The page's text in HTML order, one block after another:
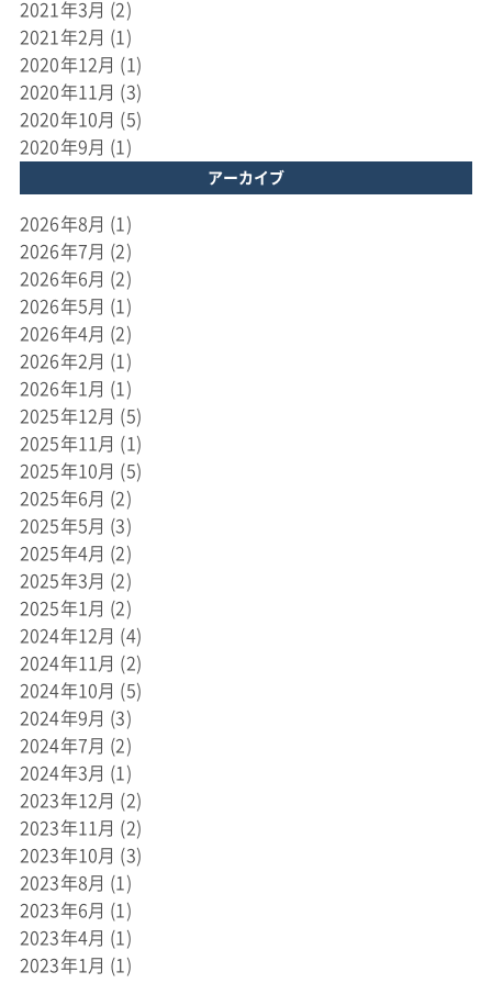
2021年3月 (2)
2021年2月 (1)
2020年12月 (1)
2020年11月 (3)
2020年10月 (5)
2020年9月 (1)
アーカイブ
2026年8月 (1)
2026年7月 (2)
2026年6月 (2)
2026年5月 (1)
2026年4月 (2)
2026年2月 (1)
2026年1月 (1)
2025年12月 (5)
2025年11月 (1)
2025年10月 (5)
2025年6月 (2)
2025年5月 (3)
2025年4月 (2)
2025年3月 (2)
2025年1月 (2)
2024年12月 (4)
2024年11月 (2)
2024年10月 (5)
2024年9月 (3)
2024年7月 (2)
2024年3月 (1)
2023年12月 (2)
2023年11月 (2)
2023年10月 (3)
2023年8月 (1)
2023年6月 (1)
2023年4月 (1)
2023年1月 (1)